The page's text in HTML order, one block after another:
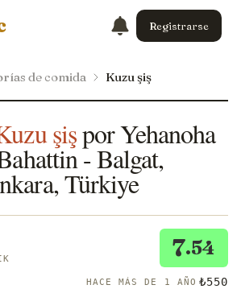
menu
Registrarse
de comida Kuzu şiş
şişpor Yehanoha
- Balgat,
Türkiye
7.54
HACE MÁS DE 1 AÑO ₺550